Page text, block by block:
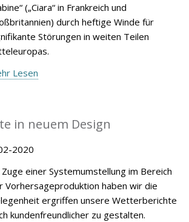
(„Ciara“ in Frankreich und
durch heftige Winde für
Störungen in weiten Teilen
Lesen
in neuem Design
2020
einer Systemumstellung im Bereich
Vorhersageproduktion haben wir die
ergriffen unsere Wetterberichte
kundenfreundlicher zu gestalten.